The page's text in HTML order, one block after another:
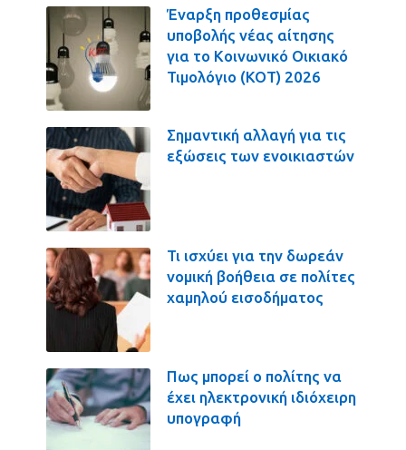
Έναρξη προθεσμίας
υποβολής νέας αίτησης
για το Κοινωνικό Οικιακό
Τιμολόγιο (ΚΟΤ) 2026
Σημαντική αλλαγή για τις
εξώσεις των ενοικιαστών
Τι ισχύει για την δωρεάν
νομική βοήθεια σε πολίτες
χαμηλού εισοδήματος
Πως μπορεί ο πολίτης να
έχει ηλεκτρονική ιδιόχειρη
υπογραφή